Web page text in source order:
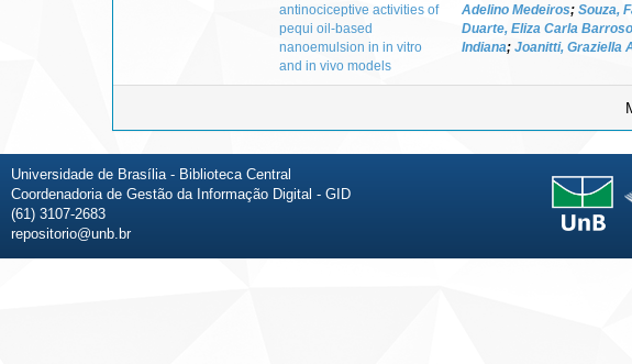
antinociceptive activities of
pequi oil-based
nanoemulsion in in vitro
and in vivo models
Adelino Medeiros; Souza,
Duarte, Eliza Carla Barroso
Indiana; Joanitti, Graziella
Universidade de Brasília - Biblioteca Central
Coordenadoria de Gestão da Informação Digital - GID
(61) 3107-2683
repositorio@unb.br